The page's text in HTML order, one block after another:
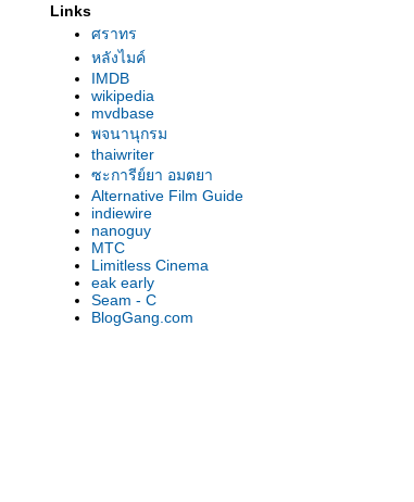
The Counterfeiters นักปลอมชะตากรรม
‘ศรีบูรพา’ รำลึก : ‘ข้างหลังภาพ’ บนแผ่นฟิล์ม
Lions for Lambs + Michael Clayton ว่าด้ว
เรื่องของ‘อำนาจ’
Possible Lives ไขว่คว้าในความเวิ้งว้าง
หนังที่อยาก‘กอด’
The Buried Forest สถานที่แห่งชีวิต
รัก-ออกแบบไม่ได้...กับหลากหลายความสัมพันธ์
Lights in the Dusk โลกย้อนเวลาของ‘เคาริสมา
กิ’ กับเรื่องเล่าคนชายขอบ
The Piano Teacher เสียงเพลงผิดคีย์ของครูเปี
น
Do You Remember Dolly Bell? ฉันจะค่อยๆ ดี
Links
ศราทร
หลังไมค์
IMDB
wikipedia
mvdbase
พจนานุกรม
thaiwriter
ซะการีย์ยา อมตยา
Alternative Film Guide
indiewire
nanoguy
MTC
Limitless Cinema
eak early
Seam - C
BlogGang.com